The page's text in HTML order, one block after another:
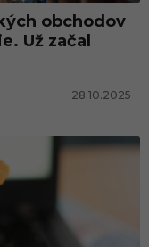
obchodov
Už začal
28.10.2025